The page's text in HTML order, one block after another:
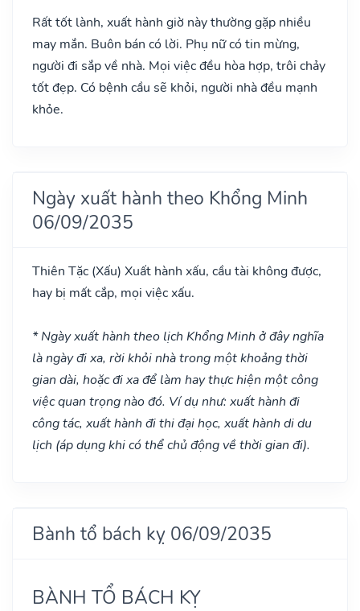
Rất tốt lành, xuất hành giờ này thường gặp nhiều
may mắn. Buôn bán có lời. Phụ nữ có tin mừng,
người đi sắp về nhà. Mọi việc đều hòa hợp, trôi chảy
tốt đẹp. Có bệnh cầu sẽ khỏi, người nhà đều mạnh
khỏe.
Ngày xuất hành theo Khổng Minh
06/09/2035
Thiên Tặc (Xấu) Xuất hành xấu, cầu tài không được,
hay bị mất cắp, mọi việc xấu.
* Ngày xuất hành theo lịch Khổng Minh ở đây nghĩa
là ngày đi xa, rời khỏi nhà trong một khoảng thời
gian dài, hoặc đi xa để làm hay thực hiện một công
việc quan trọng nào đó. Ví dụ như: xuất hành đi
công tác, xuất hành đi thi đại học, xuất hành di du
lịch (áp dụng khi có thể chủ động về thời gian đi).
Bành tổ bách kỵ 06/09/2035
BÀNH TỔ BÁCH KỴ